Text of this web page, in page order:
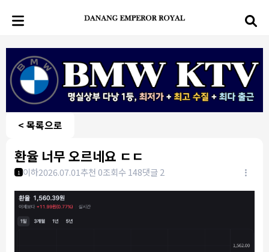
< 목록으로
환율 너무 오르네요 ㄷㄷ
1 이하2026.07.01추천 0조회수 148댓글 2